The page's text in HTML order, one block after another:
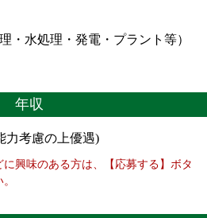
・水処理・発電・プラント等）
年収
力考慮の上優遇)
興味のある方は、【応募する】ボタ